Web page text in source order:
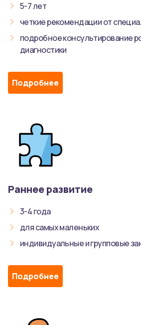
5-7 лет
четкие рекомендации от
подробное консультирование
диагностики
Подробнее
Раннее развитие
3-4 года
для самых маленьких
индивидуальные и групповые
Подробнее